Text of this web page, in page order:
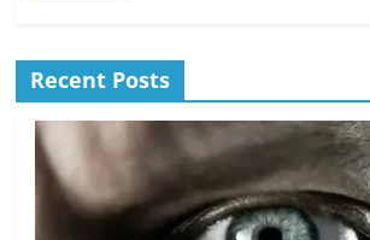
Recent Posts